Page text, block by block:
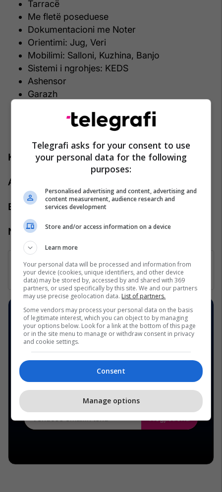
Tarracë
Me fletë poseduese
Dokumentacioni me Noter
Orientimi: Jug, Veri
Mobilimi: Salloni, Kuzhina, Banjo
Sistemi i ngrohjes: KEDS
Ashensor
Garazh
Kondicioner
Kontakti:
Agjenti: Agan Ramaxhiku
Emaili: agan.ramaxhiku@pro-rks.com
Numri kontaktues: +383 44 888 444
Telegrafi asks for your consent to use
your personal data for the following
purposes:
Personalised advertising and content, advertising and
content measurement, audience research and
services development
Store and/or access information on a device
Learn more
Your personal data will be processed and information from
your device (cookies, unique identifiers, and other device
data) may be stored by, accessed by and shared with 369
partners, or used specifically by this site. We and our partners
may use precise geolocation data. List of partners.
Some vendors may process your personal data on the basis
of legitimate interest, which you can object to by managing
your options below. Look for a link at the bottom of this page
or in the site menu to manage or withdraw consent in privacy
and cookie settings.
Consent
Manage options